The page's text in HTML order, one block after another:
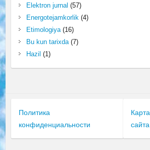
Elektron jurnal (57)
Energotejamkorlik(4)
Etimologiya(16)
Bu kun tarixda(7)
Hazil (1)
Политика
конфиденциальности
Карта
сайта